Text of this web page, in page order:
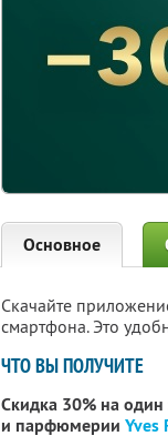
Основное
Скачайте
смартфона. Это
ЧТО ВЫ ПОЛУЧИТЕ
Скидка 30% на один
и парфюмерии Yves